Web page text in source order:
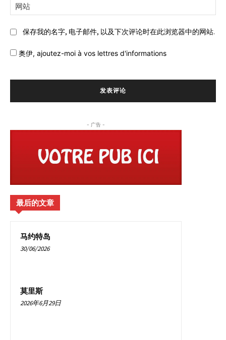
站:
保存我的名字, 电子邮件, 以及下次评论时在此浏览器中的网站.
奥伊, ajoutez-moi à vos lettres d'informations
- 广告 -
最后的文章
马约特岛
30/06/2026
莫里斯
2026年6月29日